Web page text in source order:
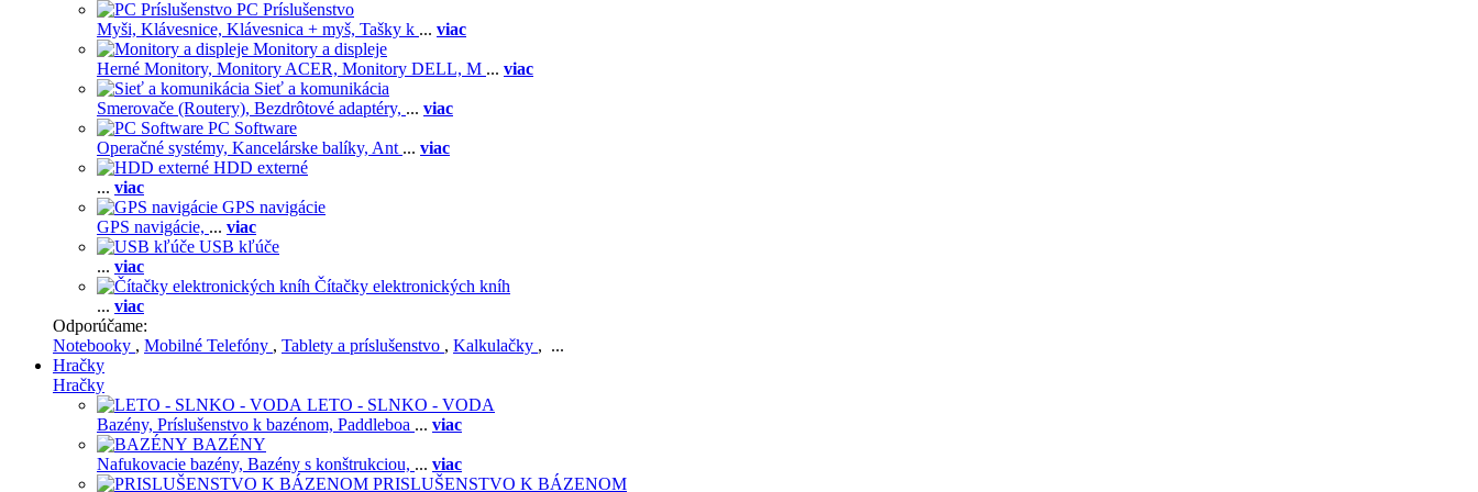
PC Príslušenstvo
Myši, Klávesnice, Klávesnica + myš, Tašky k ... viac
Monitory a displeje
Herné Monitory, Monitory ACER, Monitory DELL, M ... viac
Sieť a komunikácia
Smerovače (Routery), Bezdrôtové adaptéry, ... viac
PC Software
Operačné systémy, Kancelárske balíky, Ant ... viac
HDD externé
... viac
GPS navigácie
GPS navigácie, ... viac
USB kľúče
... viac
Čítačky elektronických kníh
... viac
Odporúčame:
Notebooky , Mobilné Telefóny , Tablety a príslušenstvo , Kalkulačky , ...
Hračky
Hračky
LETO - SLNKO - VODA
Bazény, Príslušenstvo k bazénom, Paddleboa ... viac
BAZÉNY
Nafukovacie bazény, Bazény s konštrukciou, ... viac
PRISLUŠENSTVO K BÁZENOM